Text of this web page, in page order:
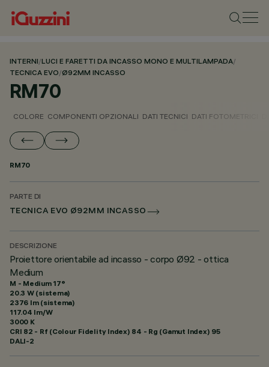
INTERNI/LUCI E FARETTI DA INCASSO MONO E MULTILAMPADA/
TECNICA EVO/Ø92MM INCASSO
RM70
COLORE COMPONENTI OPZIONALI DATI TECNICI DATI FOTOMETRICI
RM70
PARTE DI
TECNICA EVO Ø92MM INCASSO
DESCRIZIONE
Proiettore orientabile ad incasso - corpo Ø92 - ottica
Medium
M - Medium 17°
20.3 W (sistema)
2376 lm (sistema)
117.04 lm/W
3000 K
CRI 82 - Rf (Colour Fidelity Index) 84 - Rg (Gamut Index) 95
DALI-2